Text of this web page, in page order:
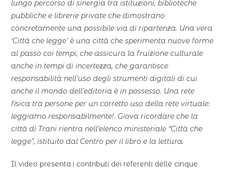
lungo percorso di sinergia tra istituzioni, biblioteche
pubbliche e librerie private che dimostrano
concretamente una possibile via di ripartenza. Una vera
‘Città che legge’ è una città che sperimenta nuove forme
al passo coi tempi, che assicura la fruizione culturale
anche in tempi di incertezza, che garantisce
responsabilità nell’uso degli strumenti digitali di cui
anche il mondo dell’editoria è in possesso. Una rete
fisica tra persone per un corretto uso della rete virtuale:
leggiamo responsabilmente!. Giova ricordare che la
città di Trani rientra nell’elenco ministeriale “Città che
legge”, istituito dal Centro per il libro e la lettura.
Il video presenta i contributi dei referenti delle cinque